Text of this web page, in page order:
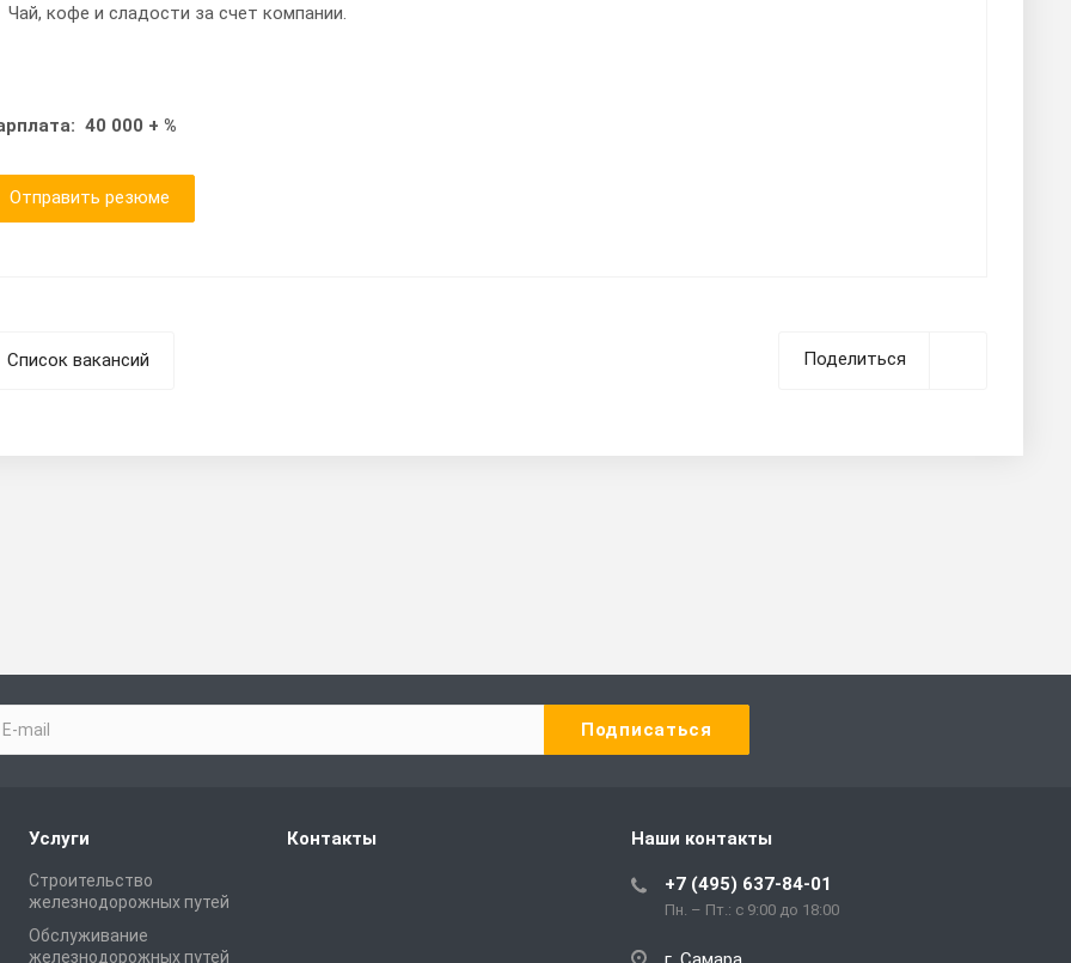
Чай, кофе и сладости за счет компании.
40 000 + %
Отправить резюме
Поделиться
Список вакансий
Услуги
Строительство
железнодорожных путей
Обслуживание
железнодорожных путей
Контакты Наши контакты
+7 (495) 637-84-01
Пн. – Пт.: с 9:00 до 18:00